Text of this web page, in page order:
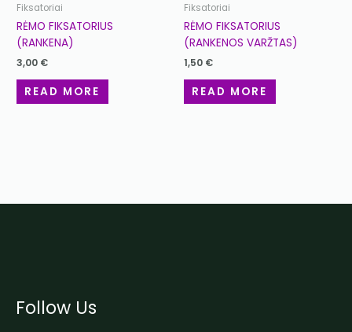
Fiksatoriai
RĖMO FIKSATORIUS
(RANKENA)
3,00 €
READ MORE
Fiksatoriai
RĖMO FIKSATORIUS
(RANKENOS VARŽTAS)
1,50 €
READ MORE
Follow Us